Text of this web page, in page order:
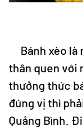
Bánh xèo là
thân quen với
thưởng thức
đúng vị thì
Quảng Bình.